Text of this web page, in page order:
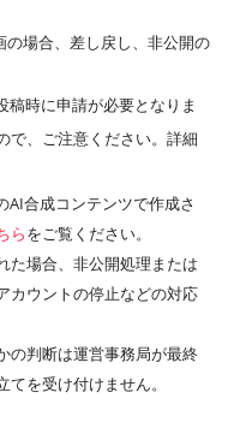
場合、差し戻し、非公開の
時に申請が必要となりま
で、ご注意ください。詳細
AI合成コンテンツで作成さ
らをご覧ください。
た場合、非公開処理または
カウントの停止などの対応
の判断は運営事務局が最終
を受け付けません。